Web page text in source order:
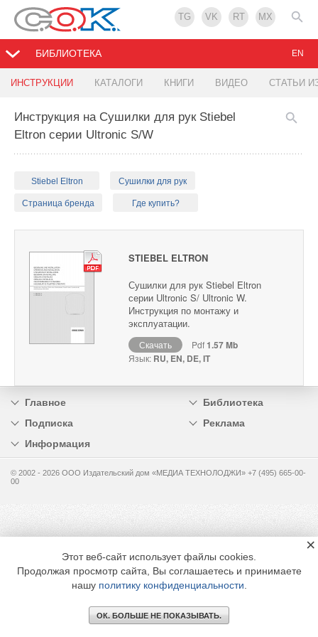
TG VK RT MX
БИБЛИОТЕКА
ИНСТРУКЦИИ КАТАЛОГИ КНИГИ ВИДЕО СТАТЬИ
EN
Инструкция на Сушилки для рук Stiebel
Eltron серии Ultronic S/W
Stiebel Eltron Сушилки для рук
Страница бренда Где купить?
STIEBEL ELTRON
Сушилки для рук Stiebel Eltron
серии Ultronic S/ Ultronic W.
Инструкция по монтажу и
эксплуатации.
Скачать Pdf1.57 Mb
Язык: RU, EN, DE, IT
Главное
Библиотека
Подписка
Реклама
Информация
© 2002 - 2026 OOO Издательский дом «МЕДИА ТЕХНОЛОДЖИ» +7 (495) 665-00-
00
Этот веб-сайт использует файлы cookies.
Продолжая просмотр сайта, Вы соглашаетесь и принимаете
нашу политику конфиденциальности
ОК. БОЛЬШЕ НЕ ПОКАЗЫВАТЬ.
×